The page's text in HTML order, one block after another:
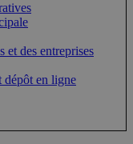
et des entreprises
dépôt en ligne